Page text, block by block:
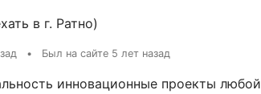
в г. Ратно)
• Был на сайте 5 лет назад
инновационные проекты любой